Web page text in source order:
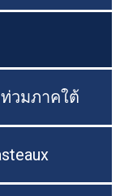
วมภาคใต้